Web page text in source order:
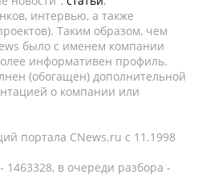
интервью, а также
Таким образом, чем
было с именем компании
информативен профиль.
(обогащен) дополнительной
о компании или
портала CNews.ru c 11.1998
в очереди разбора -